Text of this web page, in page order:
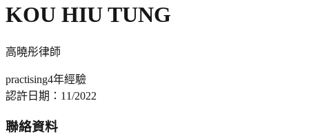
KOU HIU TUNG
高曉彤律師
practising4年經驗
認許日期： 11/2022
聯絡資料